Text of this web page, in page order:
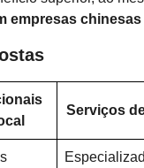
empresas
Serviços